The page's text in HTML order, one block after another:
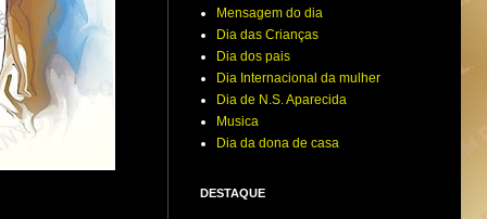
Mensagem do dia
Dia das Crianças
Dia dos pais
Dia Internacional da mulher
Dia de N.S. Aparecida
Musica
Dia da dona de casa
DESTAQUE